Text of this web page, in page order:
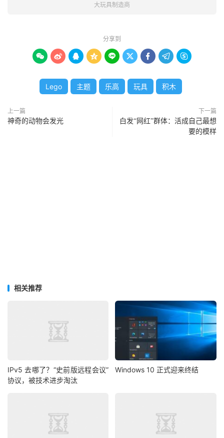
大玩具制造商
分享到
        
Lego 主题 乐高 玩具 积木
上一篇
神奇的动物会发光
下一篇
白发“网红”群体：活成自己最想
要的模样
相关推荐
IPv5 去哪了？“史前版远程会议”
协议，被技术进步淘汰
Windows 10 正式迎来终结